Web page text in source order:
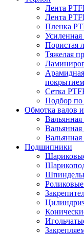
Лента
Лента
Пленка
Пористая
Тяжелая
покрытием
Сетка
Подбор по
Обмотка валов
Вальянная
Вальянная
Подшипники